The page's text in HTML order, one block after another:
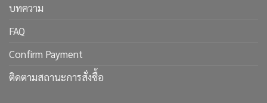
บทความ
FAQ
Confirm Payment
ติดตามสถานะการสั่งซื้อ